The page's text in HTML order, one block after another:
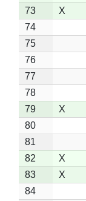
73
X
74
75
76
77
78
79
X
80
81
82
X
83
X
84